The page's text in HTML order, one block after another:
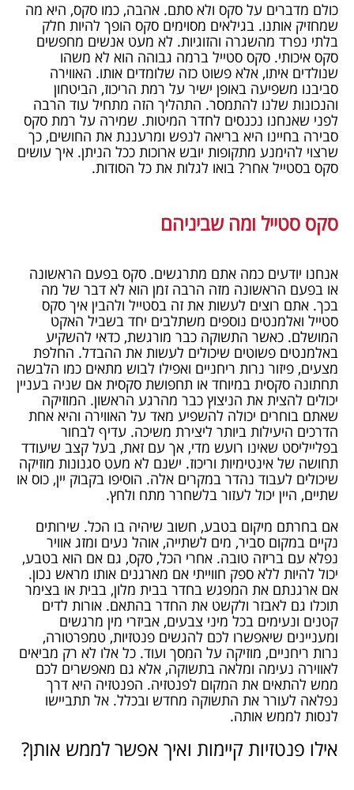
כולם מדברים על סקס ולא סתם. אהבה, כמו סקס, היא מה
שמחזיק אותנו. בגילאים מסוימים סקס הופך להיות חלק
בלתי נפרד מהשגרה והזוגיות. לא מעט אנשים מחפשים
סקס איכותי. סקס סטייל ברמה גבוהה הוא לא משהו
שנולדים איתו, אלא פשוט כזה שלומדים אותו. האווירה
סביבנו משפיעה באופן ישיר על רמת הריכוז, הביטחון
והנכונות שלנו להתמסר. התהליך הזה מתחיל עוד הרבה
לפני שאנחנו נכנסים לחדר המיטות. שמירה על רמת סקס
סבירה בחיינו היא בריאה לנפש ומרעננת את החושים, כך
שרצוי להימנע מתקופות יובש ארוכות ככל הניתן. איך עושים
סקס בסטייל אחר? בואו לגלות את כל הסודות.
סקס סטייל ומה שביניהם
אנחנו יודעים כמה אתם מתרגשים. סקס בפעם הראשונה
או בפעם הראשונה מזה הרבה זמן הוא לא דבר של מה
בכך. אתם רוצים לעשות את זה בסטייל ולהבין איך סקס
סטייל ואלמנטים נוספים משתלבים יחד בשביל האקט
המושלם. כאשר התשוקה כבר מורגשת, כדאי להשקיע
באלמנטים פשוטים שיכולים לעשות את ההבדל. החלפת
מצעים, פיזור נרות ריחניים ואפילו לבוש מתאים כמו הלבשה
תחתונה סקסית במיוחד או תחפושת סקסית אם שניה בעניין
יכולים להצית את הניצוץ כבר מהרגע הראשון. המוזיקה
שאתם בוחרים יכולה להשפיע מאד על האווירה והיא אחת
הדרכים היעילות ביותר ליצירת משיכה. עדיף לבחור
בפלייליסט שאינו רועש מדי, אך עם זאת, בעל קצב שיעודד
תחושה של אינטימיות וריכוז. ישנם לא מעט סגנונות מוזיקה
שיכולים לעבוד נהדר במקרים אלה. הוסיפו בקבוק יין, כוס או
שתיים, היין יכול לעזור בלשחרר מתח ולחץ.
אם בחרתם מיקום בטבע, חשוב שיהיה בו הכל. שירותים
נקיים במקום סביר, מים לשתייה, אוהל נעים ומזג אוויר
נפלא עם בריזה טובה. אחרי הכל, סקס, גם אם הוא בטבע,
יכול להיות ללא ספק חווייתי אם מארגנים אותו מראש נכון.
אם ארגנתם את המפגש בחדר בבית מלון, בבית או בצימר
תוכלו גם לאבזר ולקשט את החדר בהתאם. אורות לדים
קטנים ונעימים בכל מיני צבעים, אביזרי מין מרגשים
ומעניינים שיאפשרו לכם להגשים פנטזיות, טמפרטורה,
נרות ריחניים, מוזיקה על המסך ועוד. כל אלו לא רק מביאים
לאווירה נעימה ומלאה בתשוקה, אלא גם מאפשרים לכם
ממש להתאים את המקום לפנטזיה. הפנטזיה היא דרך
נפלאה לעורר את התשוקה מחדש ובכלל. אל תתביישו
לנסות לממש אותה.
אילו פנטזיות קיימות ואיך אפשר לממש אותן?